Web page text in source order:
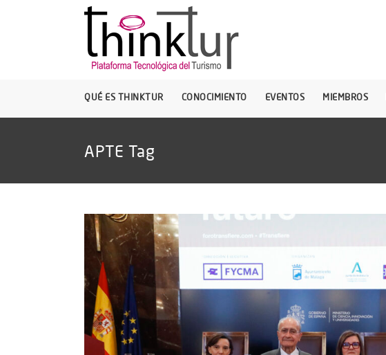
QUÉ ES THINKTUR CONOCIMIENTO EVENTOS MIEMBROS
APTE Tag